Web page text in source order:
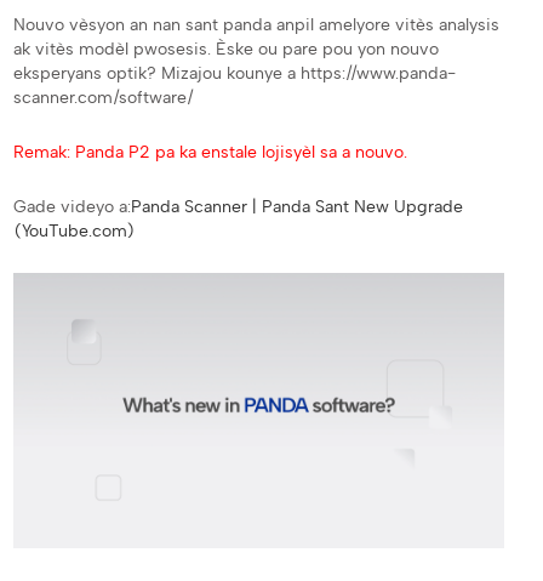
Nouvo vèsyon an nan sant panda anpil amelyore vitès analysis
ak vitès modèl pwosesis. Èske ou pare pou yon nouvo
eksperyans optik? Mizajou kounye a https://www.panda-
scanner.com/software/
Remak: Panda P2 pa ka enstale lojisyèl sa a nouvo.
Gade videyo a:Panda Scanner | Panda Sant New Upgrade
(YouTube.com)